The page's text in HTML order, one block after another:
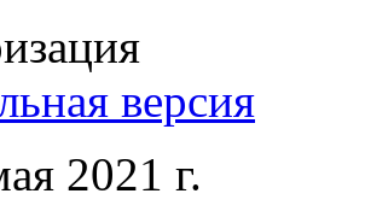
версия
2021 г.